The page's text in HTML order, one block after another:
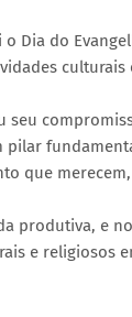
Dia do
seu
pilar
que
produtiva, e
e religiosos